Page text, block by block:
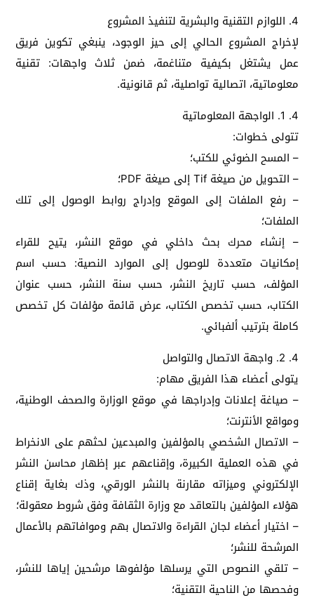
4. اللوازم التقنية والبشرية لتنفيذ المشروع
لإخراج المشروع الحالي إلى حيز الوجود، ينبغي تكوين فريق
عمل يشتغل بكيفية متناغمة، ضمن ثلاث واجهات: تقنية
معلوماتية، اتصالية تواصلية، ثم قانونية.
4. 1. الواجهة المعلوماتية
تتولى خطوات:
– المسح الضوئي للكتب؛
– التحويل من صيغة Tif إلى صيغة PDF؛
– رفع الملفات إلى الموقع وإدراج روابط الوصول إلى تلك
الملفات؛
– إنشاء محرك بحث داخلي في موقع النشر، يتيح للقراء
إمكانيات متعددة للوصول إلى الموارد النصية: حسب اسم
المؤلف، حسب تاريخ النشر، حسب سنة النشر، حسب عنوان
الكتاب، حسب تخصص الكتاب، عرض قائمة مؤلفات كل تخصص
كاملة بترتيب ألفبائي.
4. 2. واجهة الاتصال والتواصل
يتولى أعضاء هذا الفريق مهام:
– صياغة إعلانات وإدراجها في موقع الوزارة والصحف الوطنية،
ومواقع الأنترنت؛
– الاتصال الشخصي بالمؤلفين والمبدعين لحثهم على الانخراط
في هذه العملية الكبيرة، وإقناعهم عبر إظهار محاسن النشر
الإلكتروني وميزاته مقارنة بالنشر الورقي، وذك بغاية إقناع
هؤلاء المؤلفين بالتعاقد مع وزارة الثقافة وفق شروط معقولة؛
– اختيار أعضاء لجان القراءة والاتصال بهم وموافاتهم بالأعمال
المرشحة للنشر؛
– تلقي النصوص التي يرسلها مؤلفوها مرشحين إياها للنشر،
وفحصها من الناحية التقنية؛